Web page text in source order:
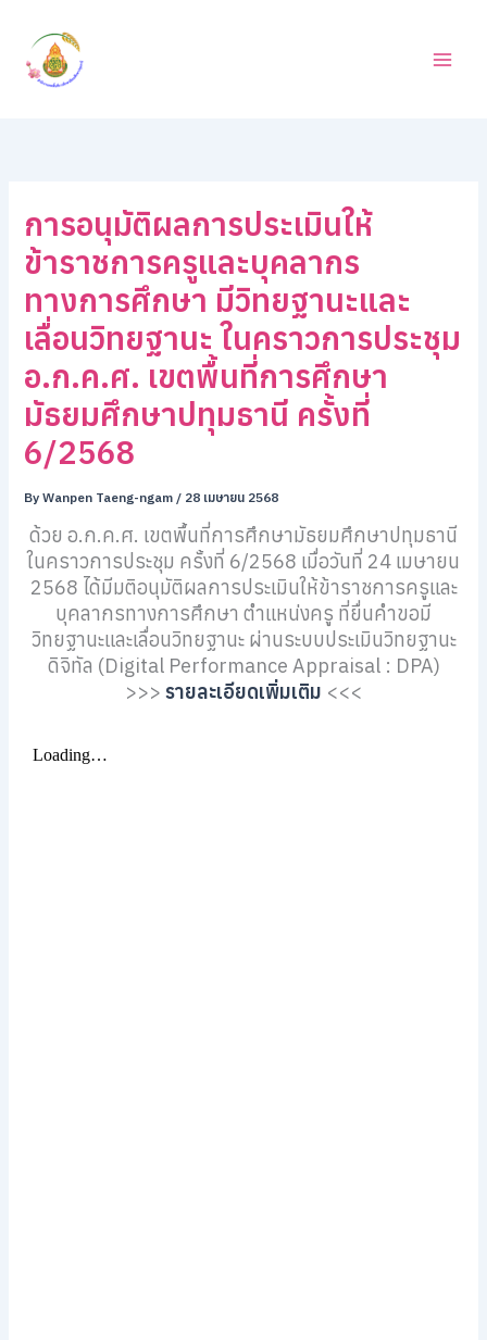
content
การอนุมัติผลการประเมินให้
ข้าราชการครูและบุคลากร
ทางการศึกษา มีวิทยฐานะและ
เลื่อนวิทยฐานะ ในคราวการประชุม
อ.ก.ค.ศ. เขตพื้นที่การศึกษา
มัธยมศึกษาปทุมธานี ครั้งที่
6/2568
ByWanpen Taeng-ngam / 28 เมษายน 2568
ด้วย อ.ก.ค.ศ. เขตพื้นที่การศึกษามัธยมศึกษาปทุมธานี
ในคราวการประชุม ครั้งที่ 6/2568 เมื่อวันที่ 24 เมษายน
2568 ได้มีมติอนุมัติผลการประเมินให้ข้าราชการครูและ
บุคลากรทางการศึกษา ตำแหน่งครู ที่ยื่นคำขอมี
วิทยฐานะและเลื่อนวิทยฐานะ ผ่านระบบประเมินวิทยฐานะ
ดิจิทัล (Digital Performance Appraisal : DPA)
>>> รายละเอียดเพิ่มเติม <<<
ห
า